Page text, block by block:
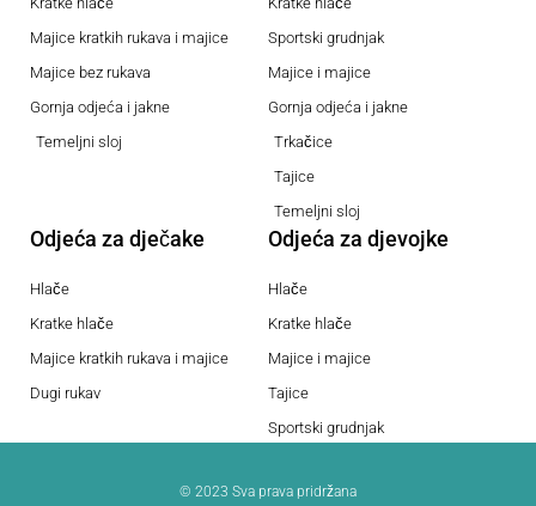
Majice kratkih rukava i majice
Majice bez rukava
Gornja odjeća i jakne
Temeljni sloj
Sportski grudnjak
Majice i majice
Gornja odjeća i jakne
Trkačice
Tajice
Temeljni sloj
Odjeća za dječake
Hlače
Kratke hlače
Majice kratkih rukava i majice
Dugi rukav
Odjeća za djevojke
Hlače
Kratke hlače
Majice i majice
Tajice
Sportski grudnjak
© 2023 Sva prava pridržana